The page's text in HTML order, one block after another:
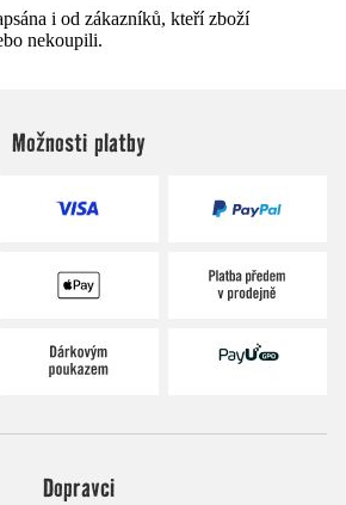
i od zákazníků, kteří zboží
nekoupili.
Možnosti platby
Dopravci